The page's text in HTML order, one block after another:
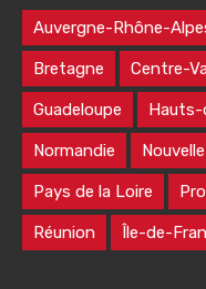
Auvergne-Rhône-
Bretagne Centre-
Guadeloupe Hauts-
Normandie
Pays de la Loire
Réunion Île-de-